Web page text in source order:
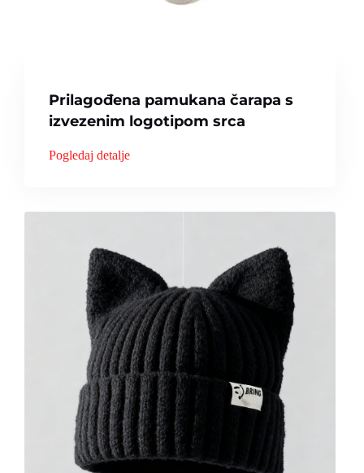
Prilagođena pamukana čarapa s
izvezenim logotipom srca
Pogledaj detalje